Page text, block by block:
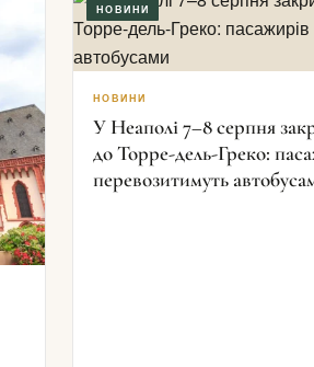
НОВИНИ
НОВИНИ
У Неаполі 7–8 серпня
до Торре-дель-Греко:
перевозитимуть